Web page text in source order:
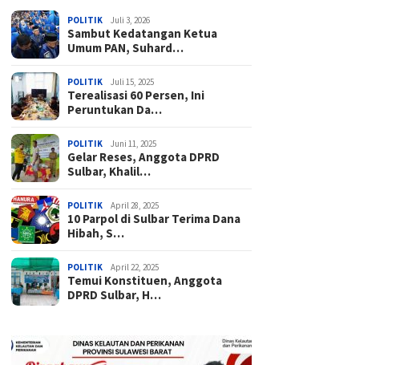
POLITIK Juli 3, 2026
Sambut Kedatangan Ketua
Umum PAN, Suhard…
POLITIK Juli 15, 2025
Terealisasi 60 Persen, Ini
Peruntukan Da…
POLITIK Juni 11, 2025
Gelar Reses, Anggota DPRD
Sulbar, Khalil…
POLITIK April 28, 2025
10 Parpol di Sulbar Terima Dana
Hibah, S…
POLITIK April 22, 2025
Temui Konstituen, Anggota
DPRD Sulbar, H…